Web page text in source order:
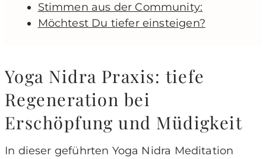
Stimmen aus der Community:
Möchtest Du tiefer einsteigen?
Yoga Nidra Praxis: tiefe
Regeneration bei
Erschöpfung und Müdigkeit
In dieser geführten Yoga Nidra Meditation